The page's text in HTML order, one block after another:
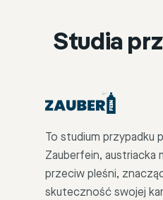
Studia
To studium przypadku
Zauberfein, austriacka
przeciw pleśni,
skuteczność swojej